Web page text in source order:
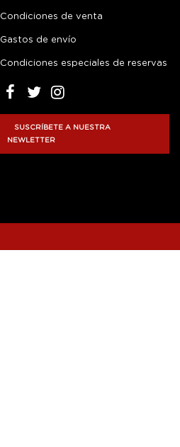
Condiciones de venta
Gastos de envío
Condiciones especiales de reservas
SUSCRÍBETE A NUESTRA
NEWLETTER